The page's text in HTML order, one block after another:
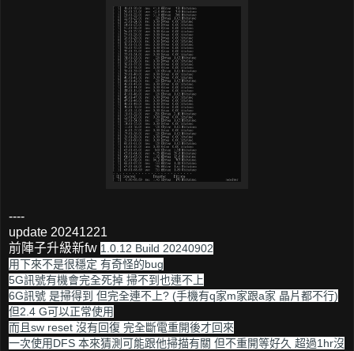
----
update 20241221
前陣子升級新fw 1.0.12 Build 20240902
用下來不是很穩定 有奇怪的bug
5G訊號有機會完全死掉 掃不到也連不上
6G訊號 是掃得到 但完全連不上? (手機有q家m家跟a家 晶片都不行)
但2.4 G可以正常使用
而且sw reset 沒有回復 完全斷電重開後才回來
一次使用DFS 本來猜測可能跟他掃描有關 但不重開等好久 超過1hr沒